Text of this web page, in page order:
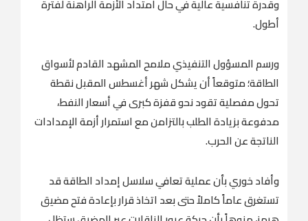
وقدرة تنافسية عالية في حال امتداد الأزمة الراهنة لفترة
أطول.
ورسم المسؤول التنفيذي ملامح المشهد القادم لأسواق
الطاقة؛ متوقعاً أن يشكل شهر أغسطس المقبل نقطة
تحول مفصلية تقود نحو قفزة كبرى في أسعار النفط،
مدفوعة بزيادة الطلب بالتزامن مع استمرار أزمة الإمدادات
الناتجة عن الحرب.
وأفاد خوري بأن عملية تعافي سلاسل إمداد الطاقة قد
تستغرق عاماً كاملاً حتى بعد اتخاذ قرار بإعادة فتح مضيق